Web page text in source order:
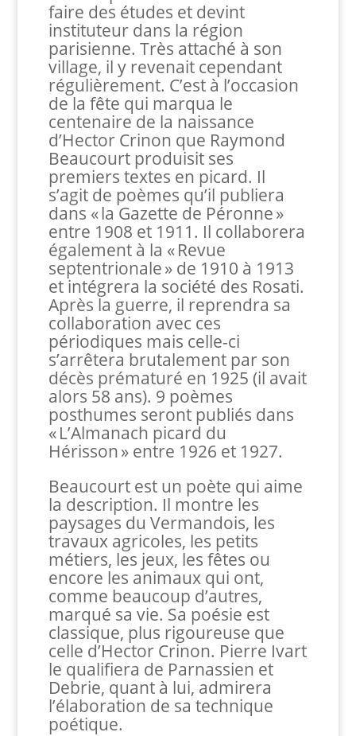
faire des études et devint
instituteur dans la région
parisienne. Très attaché à son
village, il y revenait cependant
régulièrement. C’est à l’occasion
de la fête qui marqua le
centenaire de la naissance
d’Hector Crinon que Raymond
Beaucourt produisit ses
premiers textes en picard. Il
s’agit de poèmes qu’il publiera
dans « la Gazette de Péronne »
entre 1908 et 1911. Il collaborera
également à la « Revue
septentrionale » de 1910 à 1913
et intégrera la société des Rosati.
Après la guerre, il reprendra sa
collaboration avec ces
périodiques mais celle-ci
s’arrêtera brutalement par son
décès prématuré en 1925 (il avait
alors 58 ans). 9 poèmes
posthumes seront publiés dans
« L’Almanach picard du
Hérisson » entre 1926 et 1927.
Beaucourt est un poète qui aime
la description. Il montre les
paysages du Vermandois, les
travaux agricoles, les petits
métiers, les jeux, les fêtes ou
encore les animaux qui ont,
comme beaucoup d’autres,
marqué sa vie. Sa poésie est
classique, plus rigoureuse que
celle d’Hector Crinon. Pierre Ivart
le qualifiera de Parnassien et
Debrie, quant à lui, admirera
l’élaboration de sa technique
poétique.